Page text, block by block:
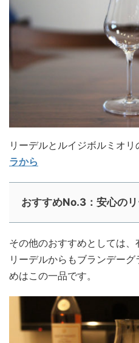
リーデルとルイジボルミオ
ラから
おすすめNo.3：安心の
その他のおすすめとしては、
リーデルからもブランデー
めはこの一品です。